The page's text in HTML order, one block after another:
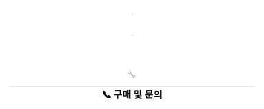
.
.
🔧
📞 구매 및 문의